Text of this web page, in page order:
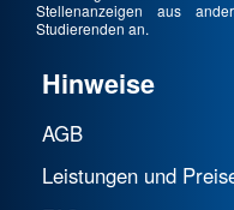
Stellenanzeigen aus
Studierenden an.
Hinweise
AGB
Leistungen und